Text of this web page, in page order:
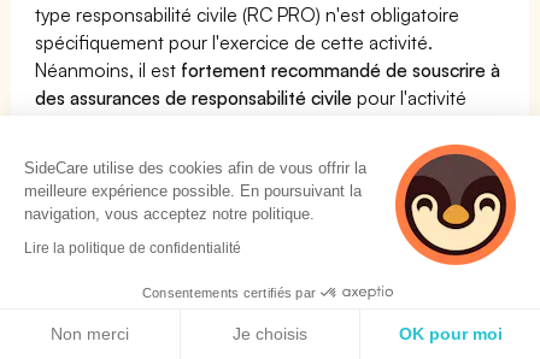
type responsabilité civile (RC PRO) n'est obligatoire
spécifiquement pour l'exercice de cette activité.
Néanmoins, il est fortement recommandé de souscrire à
des assurances de responsabilité civile pour l'activité
Concernant les assurances obligatoires pour vos
employés (Mutuelle Santé et Prévoyance Collective),
vous devez vous référer à votre convention collective.
Comparez les produits et assurances les plus
pertinents pour l'activité Autres commerces de
SideCare utilise des cookies afin de vous offrir la
meilleure expérience possible. En poursuivant la
navigation, vous acceptez notre politique.
Lire la politique de confidentialité
Consentements certifiés par
Non merci Je choisis OK pour moi